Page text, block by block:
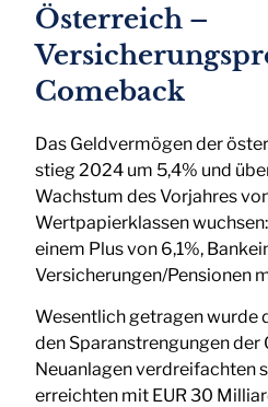
Österreich –
Comeback
Das Geldvermögen der
stieg 2024 um 5,4% und
Wachstum des Vorjahres
Wertpapierklassen
einem Plus von 6,1%,
Versicherungen/Pensionen
Wesentlich getragen wurde
den Sparanstrengungen der
Neuanlagen verdreifachten
erreichten mit EUR 30